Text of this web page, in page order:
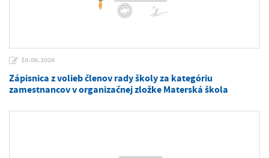
10.06.2026
Zápisnica z volieb členov rady školy za kategóriu
zamestnancov v organizačnej zložke Materská škola